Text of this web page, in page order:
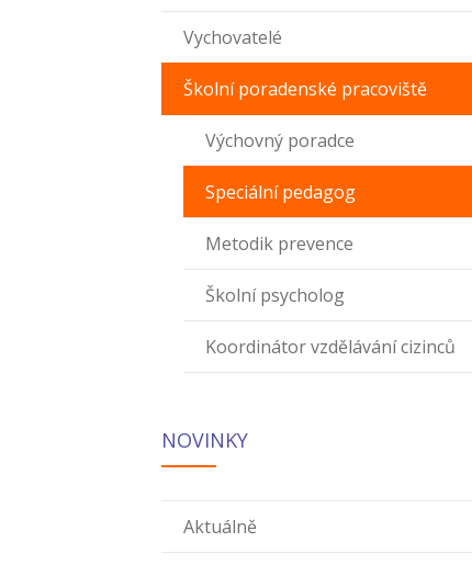
Vychovatelé
Školní poradenské pracoviště
Výchovný poradce
Speciální pedagog
Metodik prevence
Školní psycholog
Koordinátor vzdělávání cizinců
NOVINKY
Aktuálně